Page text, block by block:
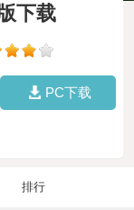
下载
PC下载
排行